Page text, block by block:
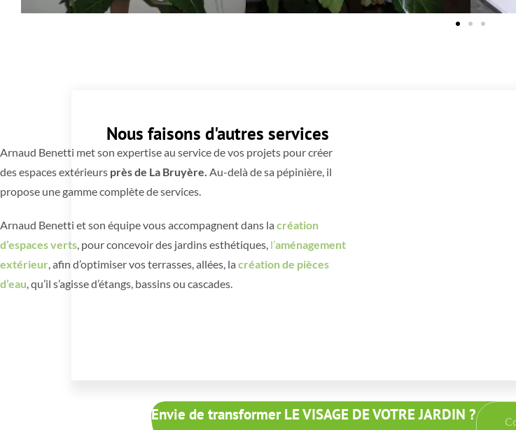
Nous faisons d'autres services
Arnaud Benetti met son expertise au service de vos projets pour créer
des espaces extérieursprès de La Bruyère.Au-delà de sa pépinière, il
propose une gamme complète de services.
Arnaud Benetti et son équipe vous accompagnent dans la
d’espaces verts, pour concevoir des jardins esthétiques,
extérieur, afin d’optimiser vos terrasses, allées, la
d’eau, qu’il s’agisse d’étangs, bassins ou cascades.
Envie de transformer LE VISAGE DE VOTRE JARDIN ?